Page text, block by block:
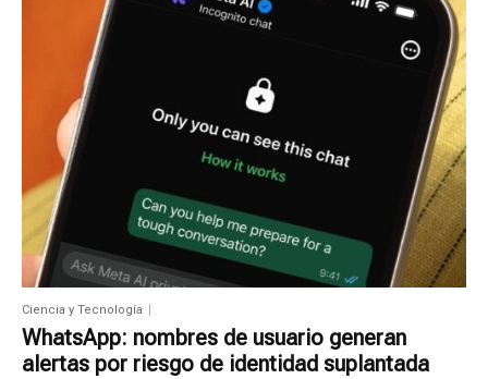
Ciencia y Tecnología
WhatsApp: nombres de usuario generan
alertas por riesgo de identidad suplantada